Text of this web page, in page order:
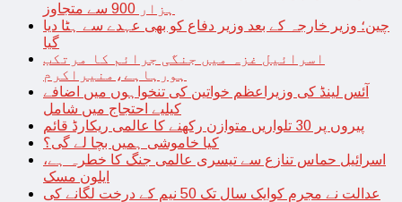
ہزار 900 سے متجاوز
چین؛ وزیر خارجہ کے بعد وزیر دفاع کو بھی عہدے سے ہٹا دیا
گیا
اسرائیل غزہ میں جنگی جرائم کا مرتکب
ہورہاہے،منیراکرم
آئس لینڈ کی وزیراعظم خواتین کی تنخواہوں میں اضافے
کیلیے احتجاج میں شامل
پیروں پر 30 تلواریں متوازن رکھنے کا عالمی ریکارڈ قائم
کیا خاموشی ہمیں بچا لے گی؟
اسرائیل حماس تنازع سے تیسری عالمی جنگ کا خطرہ ہے،
ایلون مسک
عدالت نے مجرم کوایک سال تک 50 نیم کے درخت لگانے کی